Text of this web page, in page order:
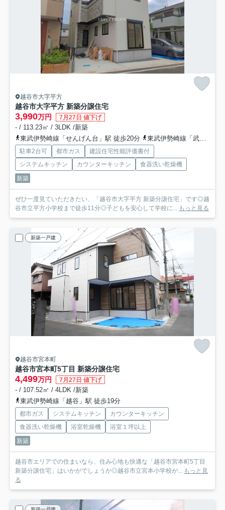
越谷市大字平方
越谷市大字平方 新築分譲住宅
3,990万円 7月27日 値下げ
- / 113.23㎡ / 3LDK /新築
東武伊勢崎線「せんげん台」駅 徒歩20分
東武伊勢崎線「武里」駅 徒歩11分
駐車2台可 都市ガス
建設住宅性能評価書付
システムキッチン
カウンターキッチン
食器洗い乾燥機
新築
ぜひ一度見ていただきたい、「越谷市大字平方 新築分譲住宅」です◎越
谷市立平方小学校まで徒歩11分◎子どもを安心して学校に... もっと見る
新築一戸建
越谷市宮本町
越谷市宮本町5丁目 新築分譲住宅
4,499万円 7月27日 値下げ
- / 107.52㎡ / 4LDK /新築
東武伊勢崎線「越谷」駅 徒歩19分
都市ガス システムキッチン
カウンターキッチン
食器洗い乾燥機
浴室乾燥機
浴室１坪以上
新築
越谷市エリアでの住まいなら、住み心地も快適な「越谷市宮本町5丁目
新築分譲住宅」はいかがでしょうか◎越谷市立宮本小学校が... もっと見
る